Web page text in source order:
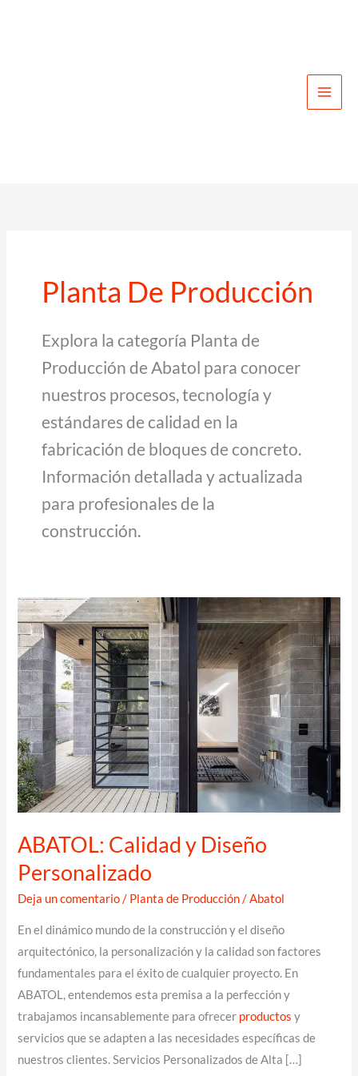
Planta De Producción
Explora la categoría Planta de
Producción de Abatol para conocer
nuestros procesos, tecnología y
estándares de calidad en la
fabricación de bloques de concreto.
Información detallada y actualizada
para profesionales de la
construcción.
ABATOL: Calidad y Diseño
Personalizado
Deja un comentario / Planta de Producción/Abatol
En el dinámico mundo de la construcción y el diseño
arquitectónico, la personalización y la calidad son factores
fundamentales para el éxito de cualquier proyecto. En
ABATOL, entendemos esta premisa a la perfección y
trabajamos incansablemente para ofrecer productos y
servicios que se adapten a las necesidades específicas de
nuestros clientes. Servicios Personalizados de Alta […]